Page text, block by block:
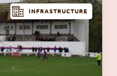
INFRASTRUCTURE